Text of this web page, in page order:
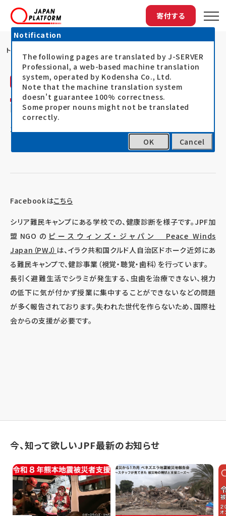
寄付する
トップ
活動レポート ピースウィンズ・ジャパン（PWJ）
シリア難民の子どもたち
16.05.12
Facebookはこちら
シリア難民キャンプにある学校での、健康診断を様子です。JPF加
盟NGOの ピースウィンズ・ジャパン Peace Winds
Japan（PWJ） は、イラク共和国クルド人自治区ドホーク近郊にあ
る難民キャンプで、健診事業（視覚・聴覚・歯科）を行っています。
長引く避難生活でシラミが発生する、虫歯を治療できない、視力
の低下に気が付かず授業に集中することができないなどの問題
が多く報告されております。失われた世代を作らないため、国際社
会からの支援が必要です。
今、知って欲しいJPF最新のお知らせ
Notification
The following pages are translated by J-SERVER
Professional, a web-based machine translation
system, operated by Kodensha Co., Ltd.
Note that the machine translation system
doesn't guarantee 100% correctness.
Some proper nouns might not be translated
correctly.
OK Cancel